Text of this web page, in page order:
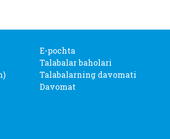
E-pochta
Talabalar baholari
Talabalarning davomati
Davomat